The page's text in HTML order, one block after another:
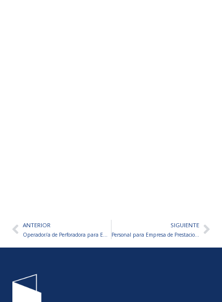
AntANTERIOR SIGUIENTE
Personal para Empresa de Prestaciones a Domicilio